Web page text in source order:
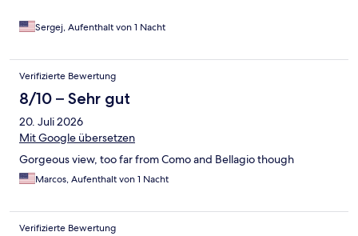
Sergej, Aufenthalt von 1 Nacht
Verifizierte Bewertung
8/10 – Sehr gut
20. Juli 2026
Mit Google übersetzen
Gorgeous view, too far from Como and Bellagio though
Marcos, Aufenthalt von 1 Nacht
Verifizierte Bewertung